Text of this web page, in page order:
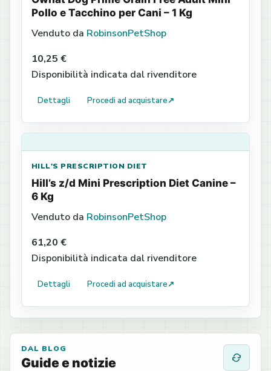
Pollo e Tacchino per Cani – 1 Kg
Venduto da RobinsonPetShop
10,25 €
Disponibilità indicata dal rivenditore
Dettagli Procedi ad acquistare↗
HILL'S PRESCRIPTION DIET
Hill’s z/d Mini Prescription Diet Canine –
6 Kg
Venduto da RobinsonPetShop
61,20 €
Disponibilità indicata dal rivenditore
Dettagli Procedi ad acquistare↗
DAL BLOG
Guide e notizie